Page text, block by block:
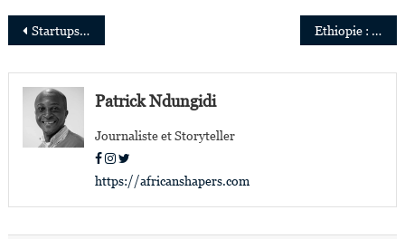
Navigation
de
l’article
Startups : Airbus lance la deuxième édition du concours #Africa4Future Ethiopie : Meaza Ashenafi, première femme nommée présidente de la Cour suprême fédérale
Patrick Ndungidi
Journaliste et Storyteller
https://africanshapers.com